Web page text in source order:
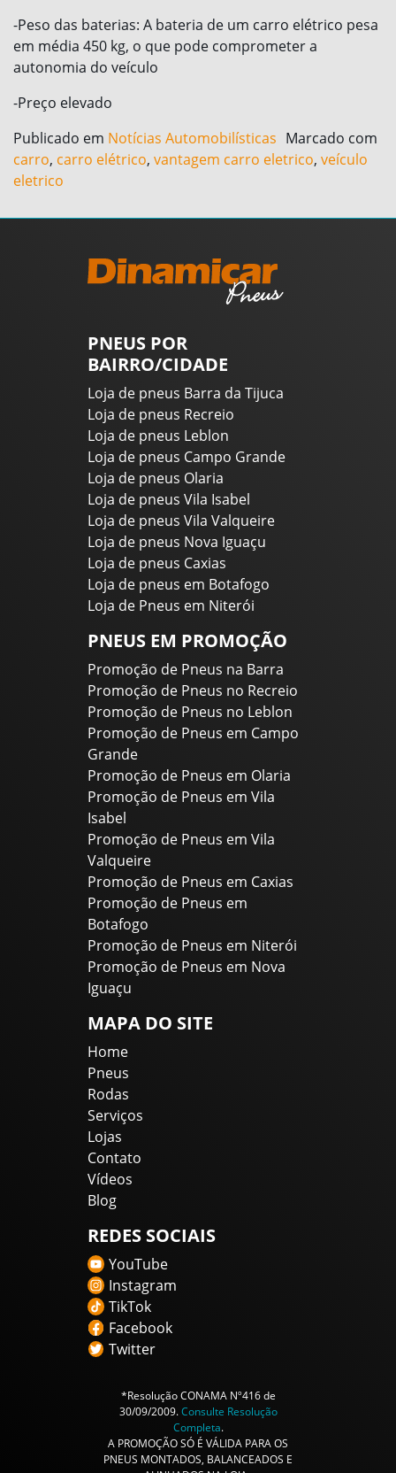
-Peso das baterias: A bateria de um carro elétrico pesa
em média 450 kg, o que pode comprometer a
autonomia do veículo
-Preço elevado
Publicado em Notícias Automobilísticas Marcado com
carro, carro elétrico, vantagem carro eletrico, veículo
eletrico
PNEUS POR
BAIRRO/CIDADE
Loja de pneus Barra da Tijuca
Loja de pneus Recreio
Loja de pneus Leblon
Loja de pneus Campo Grande
Loja de pneus Olaria
Loja de pneus Vila Isabel
Loja de pneus Vila Valqueire
Loja de pneus Nova Iguaçu
Loja de pneus Caxias
Loja de pneus em Botafogo
Loja de Pneus em Niterói
PNEUS EM PROMOÇÃO
Promoção de Pneus na Barra
Promoção de Pneus no Recreio
Promoção de Pneus no Leblon
Promoção de Pneus em Campo
Grande
Promoção de Pneus em Olaria
Promoção de Pneus em Vila
Isabel
Promoção de Pneus em Vila
Valqueire
Promoção de Pneus em Caxias
Promoção de Pneus em
Botafogo
Promoção de Pneus em Niterói
Promoção de Pneus em Nova
Iguaçu
MAPA DO SITE
Home
Pneus
Rodas
Serviços
Lojas
Contato
Vídeos
Blog
REDES SOCIAIS
YouTube
Instagram
TikTok
Facebook
Twitter
*Resolução CONAMA Nº416 de
30/09/2009.Consulte Resolução
Completa.
A PROMOÇÃO SÓ É VÁLIDA PARA OS
PNEUS MONTADOS, BALANCEADOS E